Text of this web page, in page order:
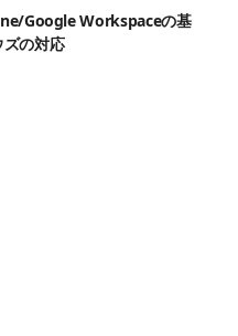
Google Workspaceの基
の対応